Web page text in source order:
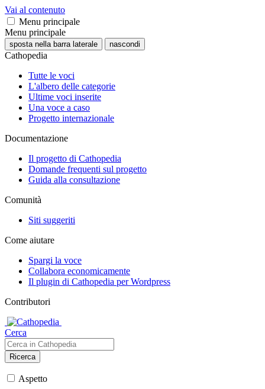
Vai al contenuto
Menu principale
Menu principale
sposta nella barra laterale nascondi
Cathopedia
Tutte le voci
L'albero delle categorie
Ultime voci inserite
Una voce a caso
Progetto internazionale
Documentazione
Il progetto di Cathopedia
Domande frequenti sul progetto
Guida alla consultazione
Comunità
Siti suggeriti
Come aiutare
Spargi la voce
Collabora economicamente
Il plugin di Cathopedia per Wordpress
Contributori
Cerca
Ricerca
Aspetto